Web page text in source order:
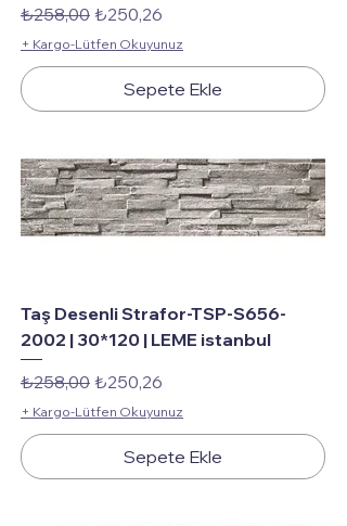
Normal Fiyat
₺258,00 İndirimli Fiyat
₺250,26
+ Kargo-Lütfen Okuyunuz
Sepete Ekle
Taş Desenli Strafor-TSP-S656-
2002 | 30*120 | LEME istanbul
Normal Fiyat
₺258,00 İndirimli Fiyat
₺250,26
+ Kargo-Lütfen Okuyunuz
Sepete Ekle